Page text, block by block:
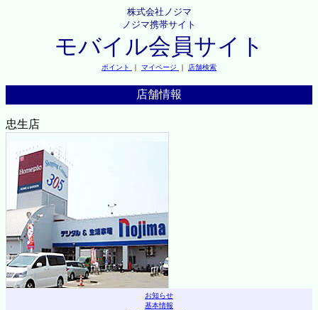
株式会社ノジマ
ノジマ携帯サイト
モバイル会員サイト
ポイント ｜ マイページ ｜ 店舗検索
店舗情報
忠生店
お知らせ
基本情報